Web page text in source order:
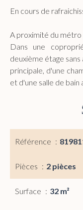
En cours de
A proximité du métro
Dans une
deuxième étage
principale, d'une
et d'une salle de
Référence
Pièces 2 pièces
Surface 32 m²